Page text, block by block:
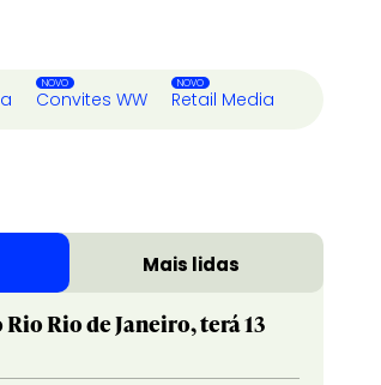
Convites WW Retail Media
Mais lidas
Rio Rio de Janeiro, terá 13